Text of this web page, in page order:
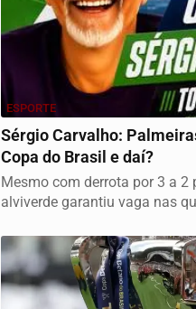
ESPORTE
Sérgio Carvalho:
Copa do Brasil e daí?
Mesmo com derrota por 3 a 2
alviverde garantiu vaga nas